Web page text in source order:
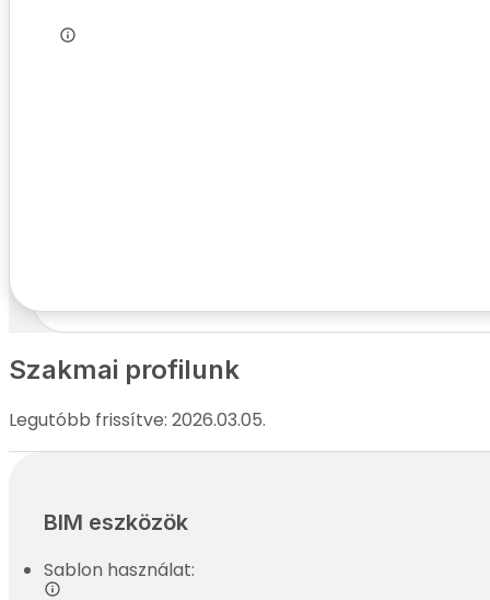
Szakmai profilunk
Legutóbb frissítve: 2026.03.05.
BIM eszközök
Sablon használat: